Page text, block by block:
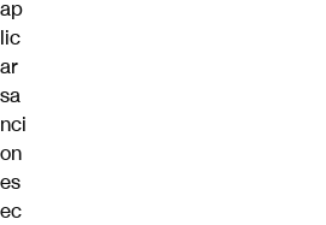
ap
lic
ar
sa
nci
on
es
ec